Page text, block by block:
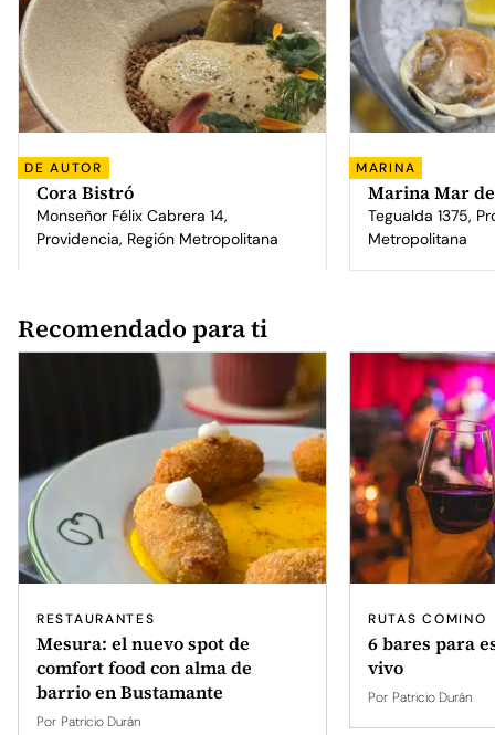
DE AUTOR
Cora Bistró
Monseñor Félix Cabrera 14,
Providencia, Región Metropolitana
MARINA
Marina Mar
Tegualda 1375,
Metropolitana
Recomendado para ti
RESTAURANTES
Mesura: el nuevo spot de
comfort food con alma de
barrio en Bustamante
Por Patricio Durán
RUTAS COMINO
6 bares para
vivo
Por Patricio Durán